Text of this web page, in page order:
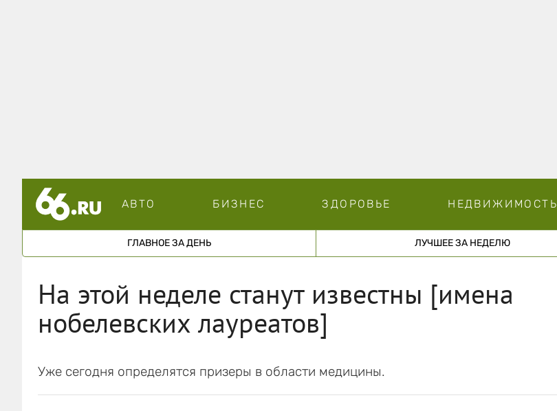
АВТО БИЗНЕС ЗДОРОВЬЕ НЕДВИЖИМОСТЬ
ГЛАВНОЕ ЗА ДЕНЬ ЛУЧШЕЕ ЗА НЕДЕЛЮ
На этой неделе станут известны [имена
нобелевских лауреатов]
Уже сегодня определятся призеры в области медицины.